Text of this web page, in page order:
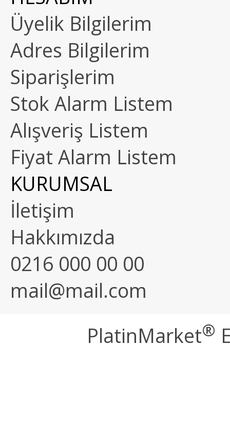
Üyelik Bilgilerim
Adres Bilgilerim
Siparişlerim
Stok Alarm Listem
Alışveriş Listem
Fiyat Alarm Listem
KURUMSAL
İletişim
Hakkımızda
0216 000 00 00
mail@mail.com
PlatinMarket®